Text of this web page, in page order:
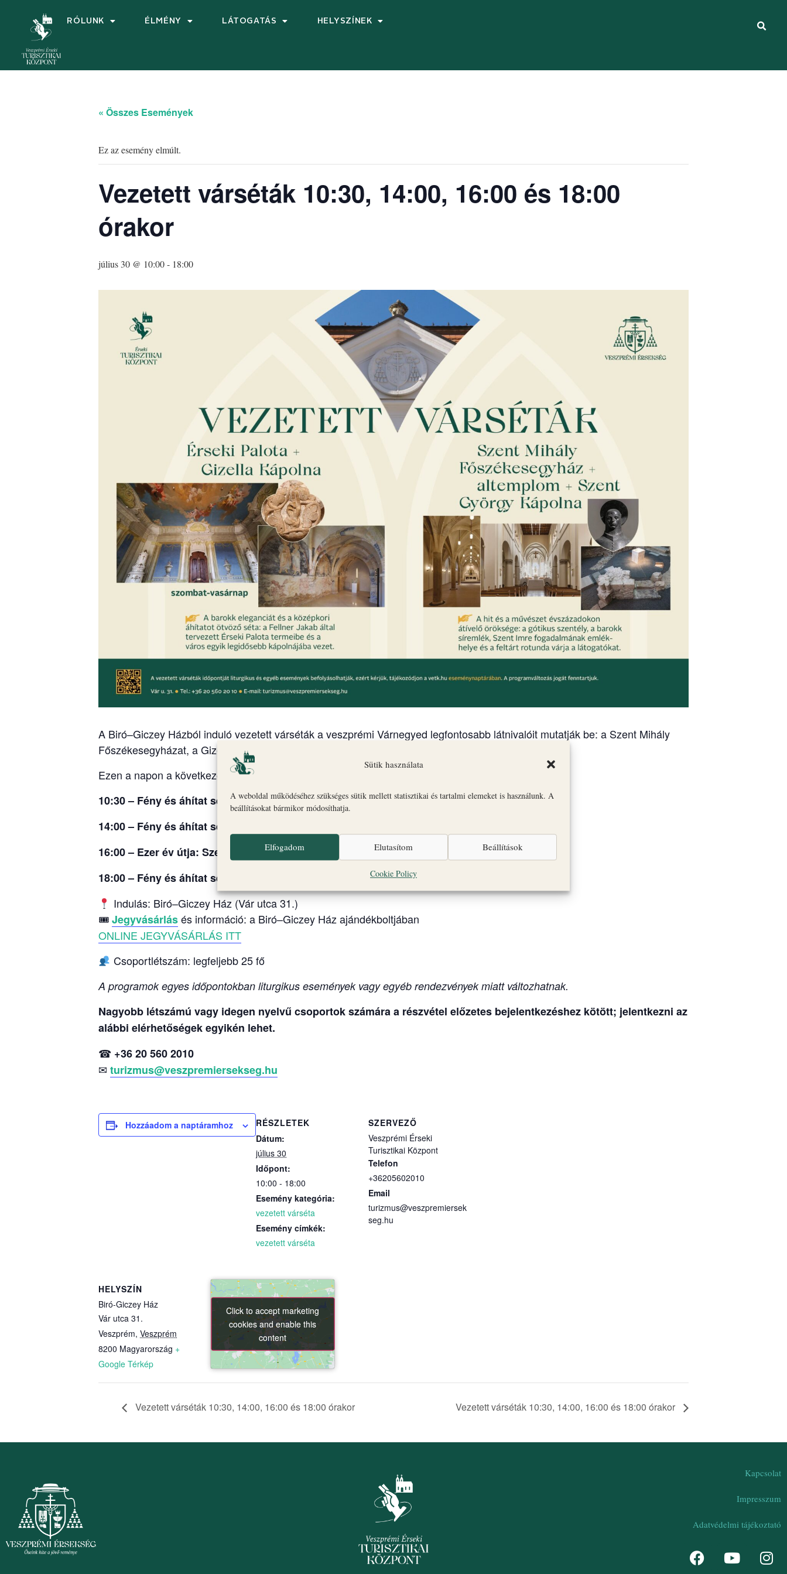
Sütik használata
A weboldal működéséhez szükséges sütik mellett statisztikai és tartalmi elemeket is használunk. A
beállításokat bármikor módosíthatja.
Elfogadom Elutasítom Beállítások
Cookie Policy
RÓLUNK ÉLMÉNY LÁTOGATÁS HELYSZÍNEK
« Összes Események
Ez az esemény elmúlt.
Vezetett várséták 10:30, 14:00, 16:00 és 18:00
órakor
július 30 @ 10:00- 18:00
A Biró–Giczey Házból induló vezetett várséták a veszprémi Várnegyed legfontosabb látnivalóit mutatják be: a Szent Mihály
Főszékesegyházat, a Gizella Kápolnát, a Szent György Kápolnát és az Érseki Palotát.
Ezen a napon a következő időpontban indul vezetett várséta:
10:30 – Fény és áhítat sétája: Érseki Palota és Gizella Kápolna
14:00 – Fény és áhítat sétája:
16:00 – Ezer év útja: Szent Mihály Főszékesegyház, altemplom és Szent György Kápolna
18:00 – Fény és áhítat sétája: Érseki Palota és Gizella Kápolna + Érseki Palota kert
Indulás: Biró–Giczey Ház (Vár utca 31.)
🎟Jegyvásárlásés információ: a Biró–Giczey Ház ajándékboltjában
ONLINE JEGYVÁSÁRLÁS ITT
Csoportlétszám: legfeljebb 25 fő
A programok egyes időpontokban liturgikus események vagy egyéb rendezvények miatt változhatnak.
Nagyobb létszámú vagy idegen nyelvű csoportok számára a részvétel előzetes bejelentkezéshez kötött; jelentkezni az
alábbi elérhetőségek egyikén lehet.
☎ +36 20 560 2010
✉ turizmus@veszpremiersekseg.hu
Hozzáadom a naptáramhoz
RÉSZLETEK
Dátum:
július 30
Időpont:
10:00 - 18:00
Esemény kategória:
vezetett várséta
Esemény címkék:
vezetett várséta
SZERVEZŐ
Veszprémi Érseki
Turisztikai Központ
Telefon
+36205602010
Email
turizmus@veszpremiersek
seg.hu
HELYSZÍN
Biró-Giczey Ház
Vár utca 31.
Veszprém, Veszprém
8200 Magyarország +
Google Térkép
Click to accept marketing
cookies and enable this
content
Click to accept marketing
cookies and enable this
content
Vezetett várséták 10:30, 14:00, 16:00 és 18:00 órakor Vezetett várséták 10:30, 14:00, 16:00 és 18:00 órakor
Kapcsolat
Impresszum
Adatvédelmi tájékoztató